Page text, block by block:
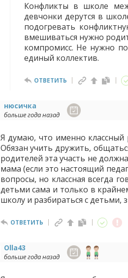
Конфликты в школе
девчонки дерутся в
подогревать
вмешиваться нужно
компромисс. Не нужно
единый коллектив.
ОТВЕТИТЬ
нюсичка
больше года назад
Я думаю, что именно классный
Обязан учить дружить,
родителей эта участь не
мама (если это настоящий
вопросы, но классная всегда
детьми сама и только в
школу и разбираться с детьми,
ОТВЕТИТЬ
Olla43
больше года назад